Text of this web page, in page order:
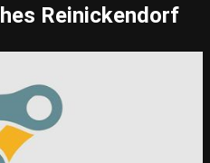
Reinickendorf